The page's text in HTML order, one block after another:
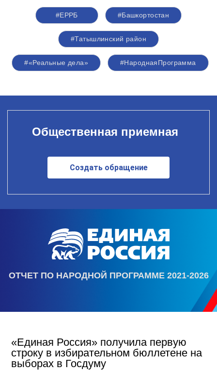
#ЕРРБ #Башкортостан
#Татышлинский район
#«Реальные дела» #НароднаяПрограмма
Общественная приемная
Создать обращение
ОТЧЕТ ПО НАРОДНОЙ ПРОГРАММЕ 2021-2026
«Единая Россия» получила первую
строку в избирательном бюллетене на
выборах в Госдуму